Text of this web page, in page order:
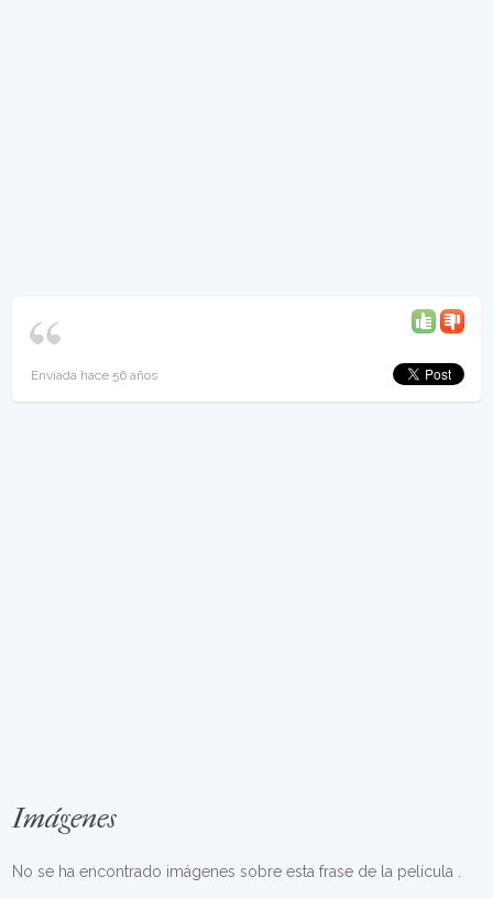
Enviada hace 56 años
Imágenes
No se ha encontrado imágenes sobre esta frase de la película .